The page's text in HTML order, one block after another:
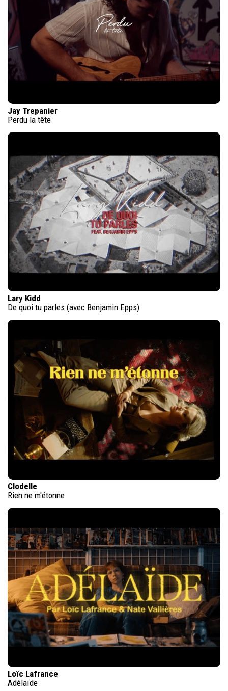
Jay Trepanier
Perdu la tête
Lary Kidd
De quoi tu parles (avec Benjamin Epps)
Clodelle
Rien ne m'étonne
Loïc Lafrance
Adélaïde